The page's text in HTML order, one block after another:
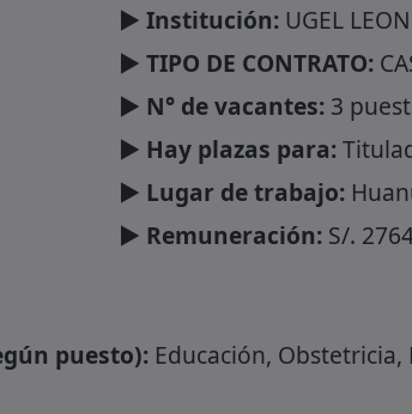
► Institución:UGEL
► TIPO DE CONTRATO:
► N° de vacantes:3
► Hay plazas para:
► Lugar de trabajo:
► Remuneración:S/.
puesto):Educación, Obstetricia,